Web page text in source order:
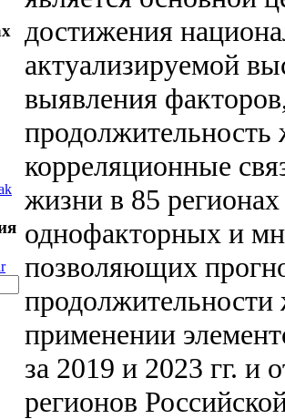
достижения
актуализируемой
выявления
продолжительность
корреляционные
жизни в 85
однофакторных и
позволяющих
продолжительности
применении
за 2019 и 2023 гг. и
регионов